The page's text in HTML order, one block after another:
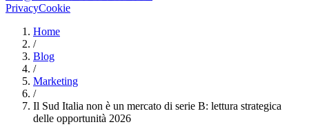
PrivacyCookie
Home
/
Blog
/
Marketing
/
Il Sud Italia non è un mercato di serie B: lettura strategica
delle opportunità 2026